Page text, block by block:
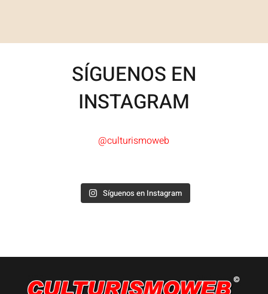
SÍGUENOS EN
INSTAGRAM
@culturismoweb
Síguenos en Instagram